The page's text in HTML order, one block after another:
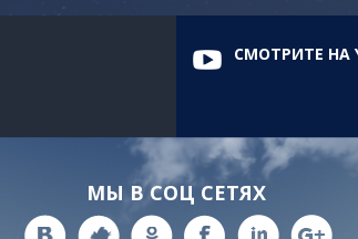
СМОТРИТЕ НА
МЫ В СОЦ СЕТЯХ